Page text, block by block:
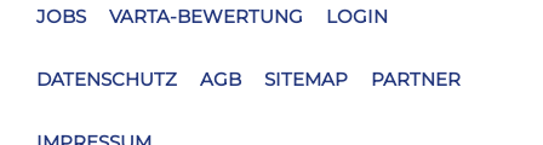
JOBS VARTA-BEWERTUNG LOGIN
DATENSCHUTZ AGB SITEMAP PARTNER